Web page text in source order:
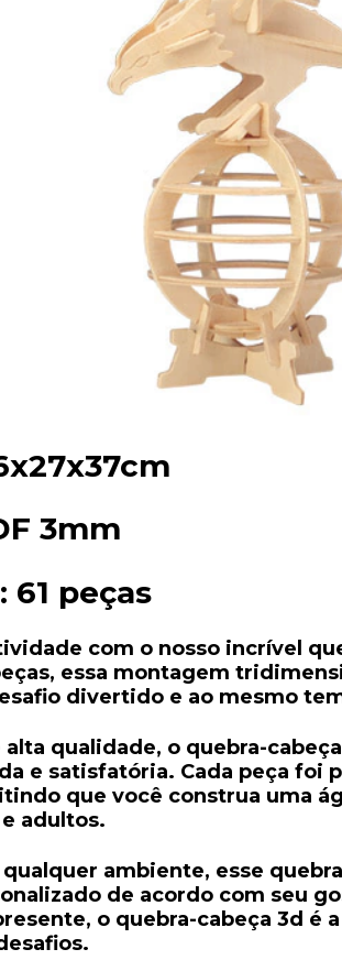
3mm
61 peças
com o nosso incrível
essa montagem
divertido e ao mesmo
alta qualidade, o quebra-
e satisfatória. Cada peça foi
que você construa uma
adultos.
ambiente, esse
de acordo com seu
o quebra-cabeça 3d é